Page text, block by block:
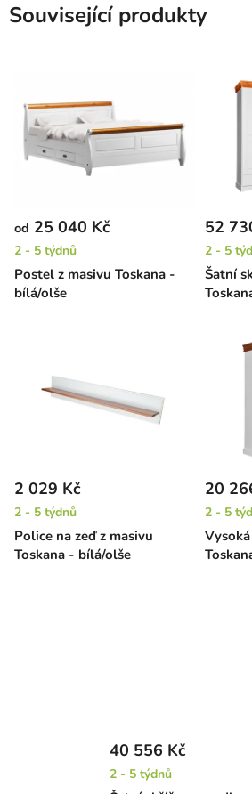
Související produkty
Postel z masivu Toskana -
bílá/olše
od 25 040 Kč
2 - 5 týdnů
Šatní
52
2 - 5
Police na zeď z masivu
Toskana - bílá/olše
2 029 Kč
2 - 5 týdnů
20
2 - 5
40 556 Kč
2 - 5 týdnů